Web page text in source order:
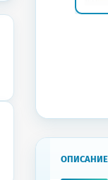
ОПИСАНИЕ